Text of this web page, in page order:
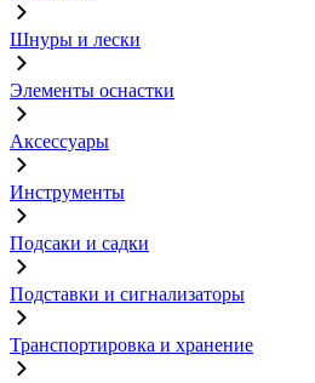
Шнуры и лески
Элементы оснастки
Аксессуары
Инструменты
Подсаки и садки
Подставки и сигнализаторы
Транспортировка и хранение